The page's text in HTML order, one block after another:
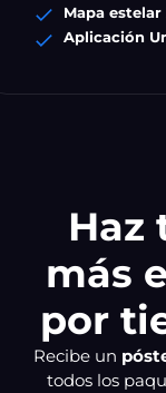
Mapa estelar
Aplicación
Haz
más
por
Recibe un
todos los